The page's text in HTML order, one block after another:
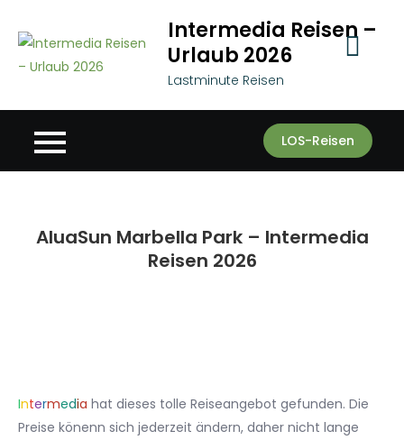
content
Intermedia Reisen –
Urlaub 2026
Lastminute Reisen
LOS-Reisen
AluaSun Marbella Park – Intermedia
Reisen 2026
Intermedia hat dieses tolle Reiseangebot gefunden. Die
Preise könenn sich jederzeit ändern, daher nicht lange